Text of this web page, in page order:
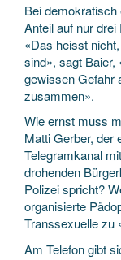
Bei
Anteil auf nur
«Das heisst
sind», sagt
gewissen Gefahr
zusammen».
Wie ernst muss
Matti Gerber, der
Telegramkanal
drohenden
Polizei spricht?
organisierte
Transsexuelle zu
Am Telefon gibt